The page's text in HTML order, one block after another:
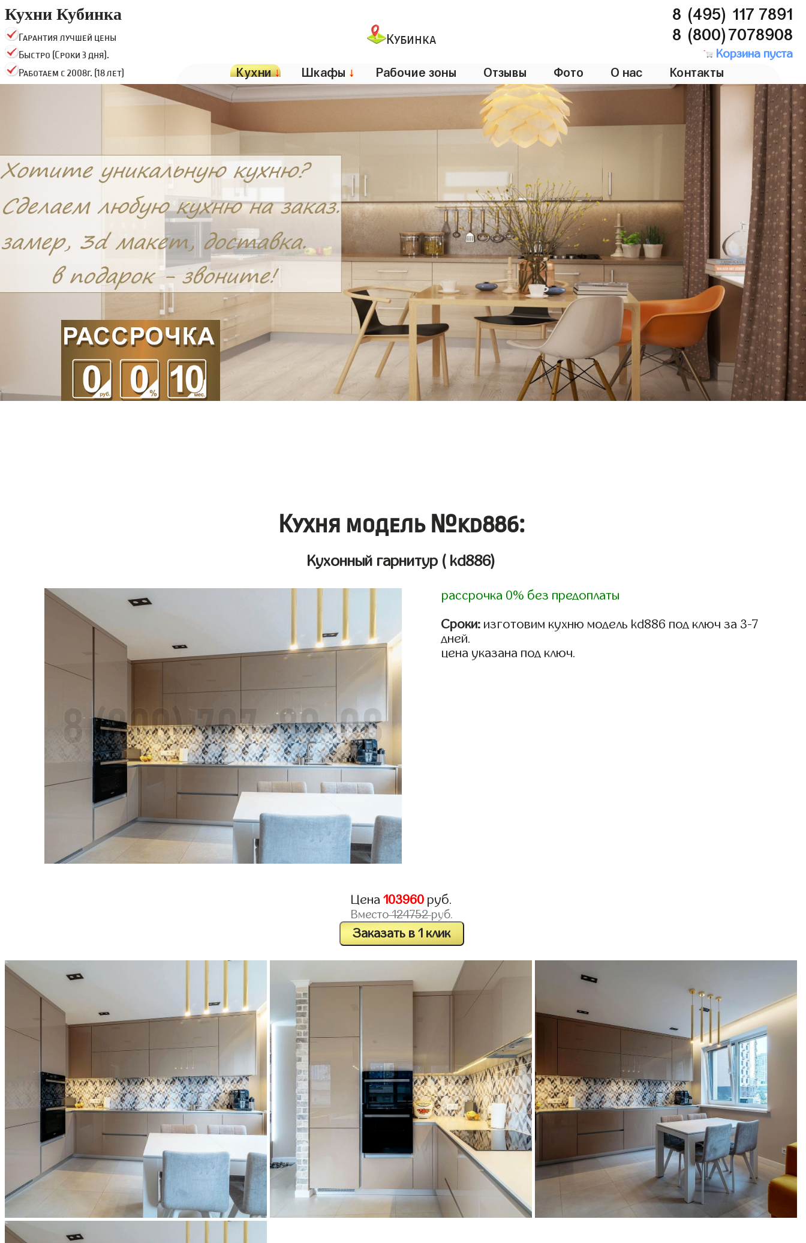
Кухни Кубинка
Гарантия лучшей цены
Быстро (Сроки 3 дня).
Работаем с 2008г. (18 лет)
Кубинка
8 (495) 117 7891
8 (800)7078908
Корзина пуста
Кухни↓ Шкафы ↓ Рабочие зоны Отзывы Фото О нас Контакты
Кухня модель №kd886:
Кухонный гарнитур ( kd886)
рассрочка 0% без предоплаты
Сроки: изготовим кухню модель kd886 под ключ за 3-7
дней.
цена указана под ключ.
Цена103960 руб.
Вместо124752руб.
Заказать в 1 клик